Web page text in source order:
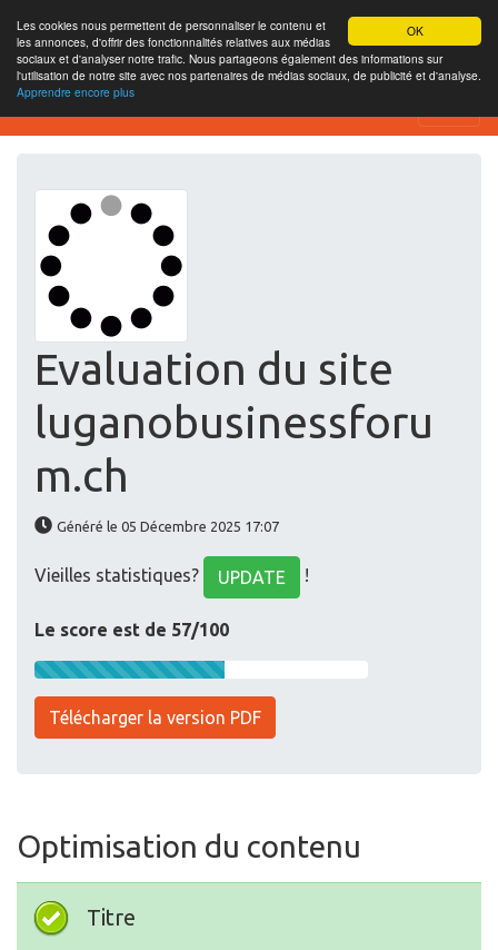
OK
Les cookies nous permettent de personnaliser le contenu et
les annonces, d'offrir des fonctionnalités relatives aux médias
sociaux et d'analyser notre trafic. Nous partageons également des informations sur
l'utilisation de notre site avec nos partenaires de médias sociaux, de publicité et d'analyse.
Apprendre encore plus
Website-SEO-Überprüfung
Evaluation du site
luganobusinessforu
m.ch
Généré le 05 Décembre 2025 17:07
Vieilles statistiques? UPDATE !
Le score est de 57/100
Télécharger la version PDF
Optimisation du contenu
Titre